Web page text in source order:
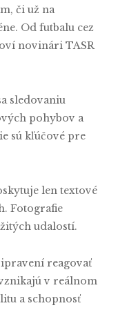
či už na
Od futbalu cez
novinári TASR
sledovaniu
pohybov a
sú kľúčové pre
len textové
Fotografie
udalostí.
reagovať
v reálnom
a schopnosť